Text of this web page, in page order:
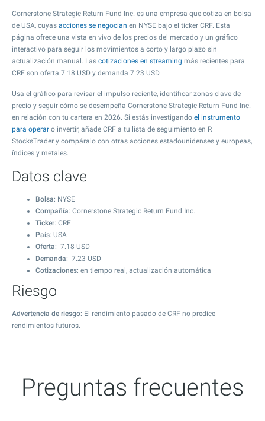
Cornerstone Strategic Return Fund Inc. es una empresa que cotiza en bolsa
de USA, cuyas acciones se negocian en NYSE bajo el ticker CRF. Esta
página ofrece una vista en vivo de los precios del mercado y un gráfico
interactivo para seguir los movimientos a corto y largo plazo sin
actualización manual. Las cotizaciones en streaming más recientes para
CRF son oferta 7.18 USD y demanda 7.23 USD.
Usa el gráfico para revisar el impulso reciente, identificar zonas clave de
precio y seguir cómo se desempeña Cornerstone Strategic Return Fund Inc.
en relación con tu cartera en 2026. Si estás investigando el instrumento
para operar o invertir, añade CRF a tu lista de seguimiento en R
StocksTrader y compáralo con otras acciones estadounidenses y europeas,
índices y metales.
Datos clave
Bolsa: NYSE
Compañía: Cornerstone Strategic Return Fund Inc.
Ticker: CRF
País: USA
Oferta: 7.18 USD
Demanda: 7.23 USD
Cotizaciones: en tiempo real, actualización automática
Riesgo
Advertencia de riesgo: El rendimiento pasado de CRF no predice
rendimientos futuros.
Preguntas frecuentes